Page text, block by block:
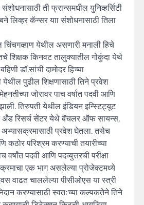
ती फ्रान्समधील युनिव्हर्सिटी
लिव्हर कॅन्सर याा संशोधनासाठी तिला
येथील असणारी मनाली हिचे
शिक्षक किनवट तालुक्यातील गोकुंदा येथे
डॉ.सांची दामोदर हिच्या
येथील पुढील शिक्षणासाठी तिने प्रवेश
जोरावर पाच वर्षात पदवी आणि
झाली. तिरुपती येथील इंडियन इन्स्टिट्यूट
रिसर्च सेंटर येथे बॅचलर ऑफ सायन्स,
प्रवेश घेतला. तसेच
कठोर परिश्रम करण्याची तयारीच्या
वर्षांत पदवी आणि पदव्युत्तरची परीक्षा
एक भाग असलेल्या प्रोजेक्टमध्ये
वाढत चाललेल्या पीसीओएस या स्त्री
करण्यासाठी स्वतःच्या कल्पकतेने तिने